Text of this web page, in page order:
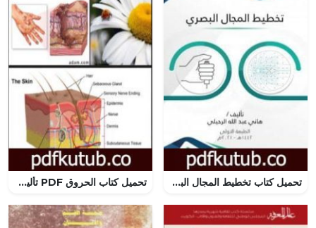
تحميل كتاب تخطيط المجال البصري PDF تأليف هاني عبد الله الرحيلي مجانا [كامل] تحميل كتاب الحروق PDF تأليف د. ألفت الشافعي مجانا [كامل]